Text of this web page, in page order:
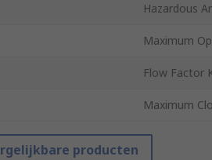
Hazardous
Maximum
Flow Factor
Maximum
producten